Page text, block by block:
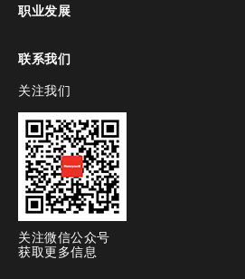
职业发展
联系我们
toggle view
关注我们
关注微信公众号
获取更多信息